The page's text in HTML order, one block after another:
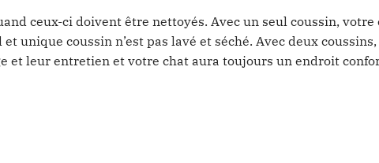
ceux-ci doivent être nettoyés. Avec un seul coussin, votre
unique coussin n’est pas lavé et séché. Avec deux coussins,
et leur entretien et votre chat aura toujours un endroit